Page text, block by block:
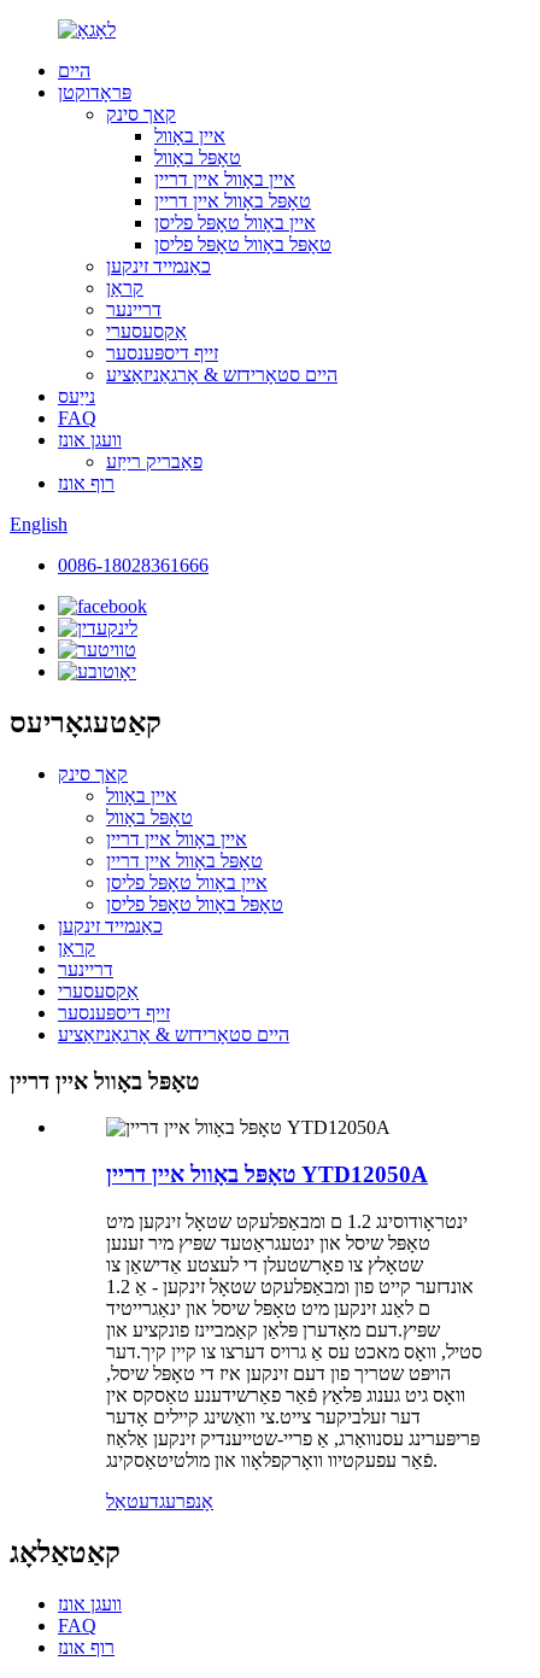
היים
פּראָדוקטן
קאך סינק
איין באָוול
טאָפּל באָוול
איין באָוול איין דריין
טאָפּל באָוול איין דריין
איין באָוול טאָפּל פליסן
טאָפּל באָוול טאָפּל פליסן
כאַנמייד זינקען
קראַן
דריינער
אַקסעסערי
זייף דיספּענסער
היים סטאָרידזש & אָרגאַניזאַציע
נייַעס
FAQ
וועגן אונז
פאַבריק רייַזע
רוף אונז
English
0086-18028361666
קאַטעגאָריעס
קאך סינק
איין באָוול
טאָפּל באָוול
איין באָוול איין דריין
טאָפּל באָוול איין דריין
איין באָוול טאָפּל פליסן
טאָפּל באָוול טאָפּל פליסן
כאַנמייד זינקען
קראַן
דריינער
אַקסעסערי
זייף דיספּענסער
היים סטאָרידזש & אָרגאַניזאַציע
טאָפּל באָוול איין דריין
טאָפּל באָוול איין דריין YTD12050A
ינטראָודוסינג 1.2 ם ומבאַפלעקט שטאָל זינקען מיט
טאָפּל שיסל און ינטעגראַטעד שפּיץ מיר זענען
שטאָלץ צו פאָרשטעלן די לעצטע אַדישאַן צו
אונדזער קייט פון ומבאַפלעקט שטאָל זינקען - אַ 1.2
ם לאַנג זינקען מיט טאָפּל שיסל און ינאַגרייטיד
שפּיץ.דעם מאָדערן פּלאַן קאַמביינז פונקציע און
סטיל, וואָס מאכט עס אַ גרויס דערצו צו קיין קיך.דער
הויפּט שטריך פון דעם זינקען איז די טאָפּל שיסל,
וואָס גיט גענוג פּלאַץ פֿאַר פאַרשידענע טאַסקס אין
דער זעלביקער צייט.צי וואַשינג קיילים אָדער
פּריפּערינג עסנוואַרג, אַ פריי-שטייענדיק זינקען אַלאַוז
פֿאַר עפעקטיוו וואָרקפלאָוו און מולטיטאַסקינג.
אָנפרעגדעטאַל
קאַטאַלאָג
וועגן אונז
FAQ
רוף אונז